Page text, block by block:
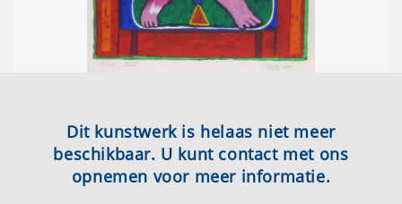
Dit kunstwerk is helaas niet meer
beschikbaar. U kunt contact met ons
opnemen voor meer informatie.